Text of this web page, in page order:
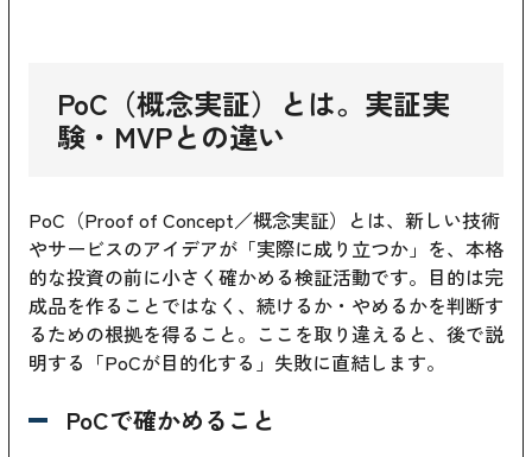
PoC（概念実証）とは。実証実
験・MVPとの違い
PoC（Proof of Concept／概念実証）とは、新しい技術
やサービスのアイデアが「実際に成り立つか」を、本格
的な投資の前に小さく確かめる検証活動です。目的は完
成品を作ることではなく、続けるか・やめるかを判断す
るための根拠を得ること。ここを取り違えると、後で説
明する「PoCが目的化する」失敗に直結します。
PoCで確かめること